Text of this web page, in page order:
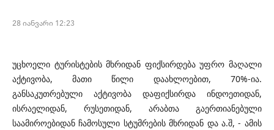
28 იანვარი 12:23
უცხოელი ტურისტების მხრიდან ფიქსირდება უფრო მაღალი
აქტივობა, მათი წილი დაახლოებით, 70%-ია.
განსაკუთრებული აქტივობა დაფიქსირდა ინდოეთიდან,
ისრაელიდან, რუსეთიდან, არაბთა გაერთიანებული
საამიროებიდან ჩამოსული სტუმრების მხრიდან და ა.შ, - ამის